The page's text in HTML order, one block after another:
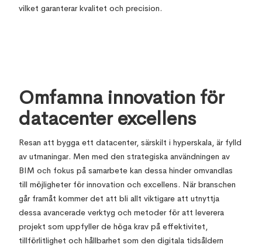
vilket garanterar kvalitet och precision.
Omfamna innovation för
datacenter excellens
Resan att bygga ett datacenter, särskilt i hyperskala, är fylld
av utmaningar. Men med den strategiska användningen av
BIM och fokus på samarbete kan dessa hinder omvandlas
till möjligheter för innovation och excellens. När branschen
går framåt kommer det att bli allt viktigare att utnyttja
dessa avancerade verktyg och metoder för att leverera
projekt som uppfyller de höga krav på effektivitet,
tillförlitlighet och hållbarhet som den digitala tidsåldern